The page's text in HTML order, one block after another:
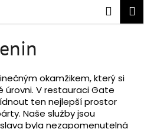
okamžikem, který si
úrovni. V restauraci Gate
ten nejlepší prostor
Naše služby jsou
byla nezapomenutelná